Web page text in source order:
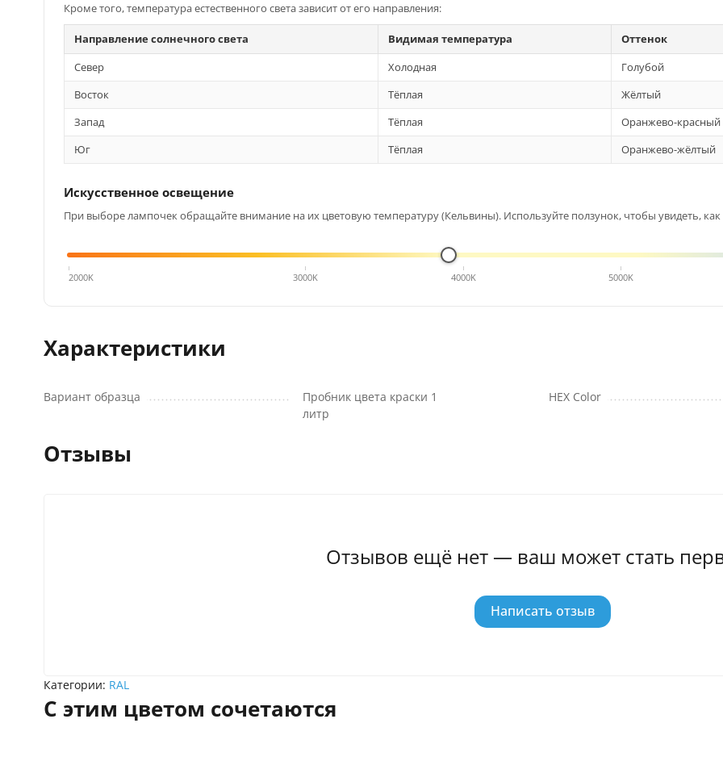
Кроме того, температура естественного света зависит от его направления:
Направление солнечного света Видимая температура
Оттенок
Север
Холодная
Голубой
Восток
Тёплая
Жёлтый
Запад
Тёплая
Оранжево-красный
Юг
Тёплая Оранжево-жёлтый
Искусственное освещение
При выборе лампочек обращайте внимание на их цветовую температуру (Кельвины). Используйте ползунок, чтобы увидеть,
4000K
2000K 3000K 4000K 5000K
Характеристики
Вариант образца
Пробник цвета краски 1
литр
HEX Color
Отзывы
Отзывов ещё нет — ваш может стать
Написать отзыв
Категории: RAL
С этим цветом сочетаются